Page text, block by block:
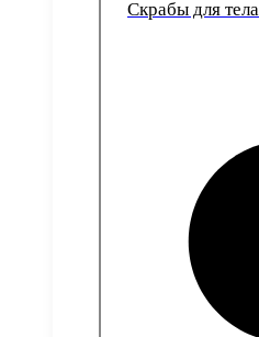
Скрабы для тела